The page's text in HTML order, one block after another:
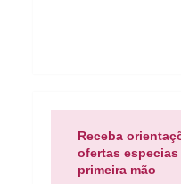
Receba
ofertas
primeira mão